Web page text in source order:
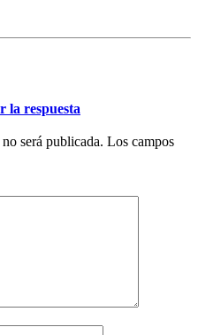
la respuesta
será publicada. Los campos